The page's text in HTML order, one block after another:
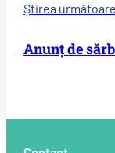
Știrea următoare
Anunț de